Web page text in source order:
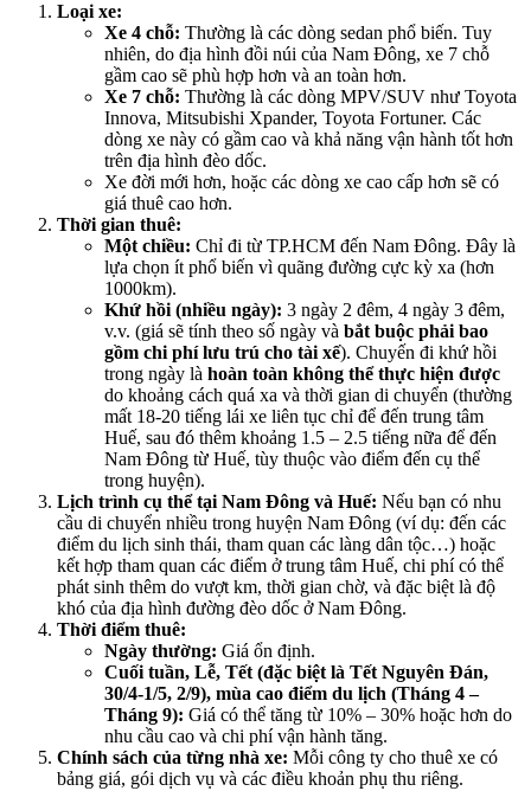
Loại xe:
Xe 4 chỗ: Thường là các dòng sedan phổ biến. Tuy
nhiên, do địa hình đồi núi của Nam Đông, xe 7 chỗ
gầm cao sẽ phù hợp hơn và an toàn hơn.
Xe 7 chỗ: Thường là các dòng MPV/SUV như Toyota
Innova, Mitsubishi Xpander, Toyota Fortuner. Các
dòng xe này có gầm cao và khả năng vận hành tốt hơn
trên địa hình đèo dốc.
Xe đời mới hơn, hoặc các dòng xe cao cấp hơn sẽ có
giá thuê cao hơn.
Thời gian thuê:
Một chiều: Chỉ đi từ TP.HCM đến Nam Đông. Đây là
lựa chọn ít phổ biến vì quãng đường cực kỳ xa (hơn
1000km).
Khứ hồi (nhiều ngày): 3 ngày 2 đêm, 4 ngày 3 đêm,
v.v. (giá sẽ tính theo số ngày và bắt buộc phải bao
gồm chi phí lưu trú cho tài xế). Chuyến đi khứ hồi
trong ngày là hoàn toàn không thể thực hiện được
do khoảng cách quá xa và thời gian di chuyển (thường
mất 18-20 tiếng lái xe liên tục chỉ để đến trung tâm
Huế, sau đó thêm khoảng 1.5 – 2.5 tiếng nữa để đến
Nam Đông từ Huế, tùy thuộc vào điểm đến cụ thể
trong huyện).
Lịch trình cụ thể tại Nam Đông và Huế: Nếu bạn có nhu
cầu di chuyển nhiều trong huyện Nam Đông (ví dụ: đến các
điểm du lịch sinh thái, tham quan các làng dân tộc…) hoặc
kết hợp tham quan các điểm ở trung tâm Huế, chi phí có thể
phát sinh thêm do vượt km, thời gian chờ, và đặc biệt là độ
khó của địa hình đường đèo dốc ở Nam Đông.
Thời điểm thuê:
Ngày thường: Giá ổn định.
Cuối tuần, Lễ, Tết (đặc biệt là Tết Nguyên Đán,
30/4-1/5, 2/9), mùa cao điểm du lịch (Tháng 4 –
Tháng 9): Giá có thể tăng từ 10% – 30% hoặc hơn do
nhu cầu cao và chi phí vận hành tăng.
Chính sách của từng nhà xe: Mỗi công ty cho thuê xe có
bảng giá, gói dịch vụ và các điều khoản phụ thu riêng.